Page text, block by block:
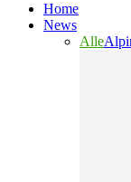
Home
News
Alle